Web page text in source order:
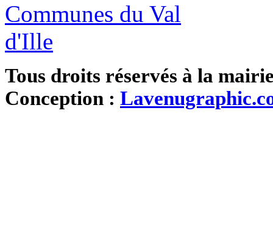
Tous droits réservés à la
Conception :